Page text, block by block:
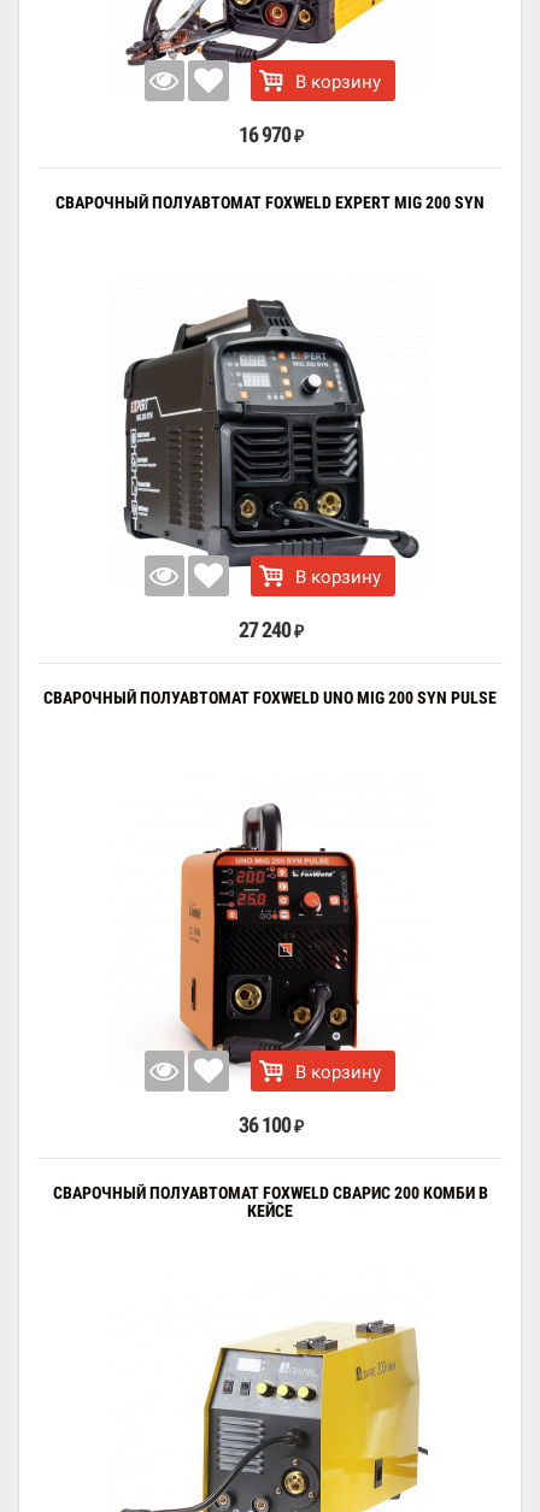
В корзину
16 970 ₽
СВАРОЧНЫЙ ПОЛУАВТОМАТ FOXWELD EXPERT MIG 200 SYN
В корзину
27 240 ₽
СВАРОЧНЫЙ ПОЛУАВТОМАТ FOXWELD UNO MIG 200 SYN PULSE
В корзину
36 100 ₽
СВАРОЧНЫЙ ПОЛУАВТОМАТ FOXWELD СВАРИС 200 КОМБИ В
КЕЙСЕ